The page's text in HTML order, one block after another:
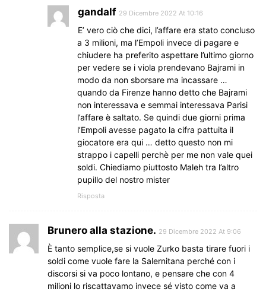
gandalf 29 Dicembre 2022 At 10:16
E’ vero ciò che dici, l’affare era stato concluso
a 3 milioni, ma l’Empoli invece di pagare e
chiudere ha preferito aspettare l’ultimo giorno
per vedere se i viola prendevano Bajrami in
modo da non sborsare ma incassare …
quando da Firenze hanno detto che Bajrami
non interessava e semmai interessava Parisi
l’affare è saltato. Se quindi due giorni prima
l’Empoli avesse pagato la cifra pattuita il
giocatore era qui … detto questo non mi
strappo i capelli perchè per me non vale quei
soldi. Chiediamo piuttosto Maleh tra l’altro
pupillo del nostro mister
Risposta
Brunero alla stazione. 29 Dicembre 2022 At 9:06
È tanto semplice,se si vuole Zurko basta tirare fuori i
soldi come vuole fare la Salernitana perché con i
discorsi si va poco lontano, e pensare che con 4
milioni lo riscattavamo invece sé visto come va a